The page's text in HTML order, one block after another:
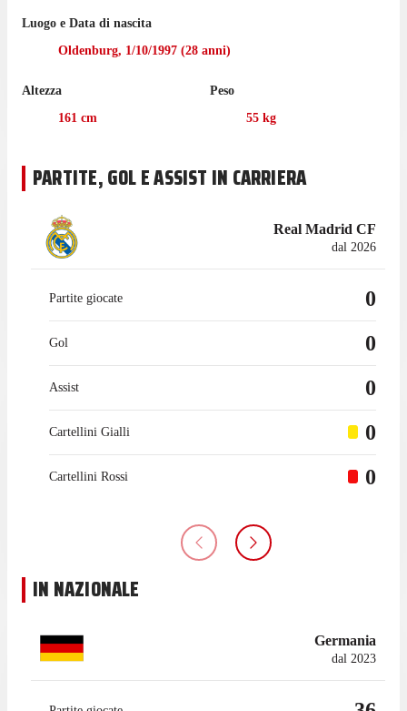
ha collezionato 22 presenze.
Prima di arrivare a vestire la maglia nel luglio 2019, la
Meppen, per un totale di 31 gol.
Luogo e Data di nascita
Oldenburg, 1/10/1997 (28 anni)
Altezza
161 cm
Peso
55 kg
PARTITE, GOL E ASSIST IN CARRIERA
Real Madrid CF
dal 2026
Partite giocate 0
Gol 0
Assist 0
Cartellini Gialli 0
Cartellini Rossi 0
IN NAZIONALE
Germania
dal 2023